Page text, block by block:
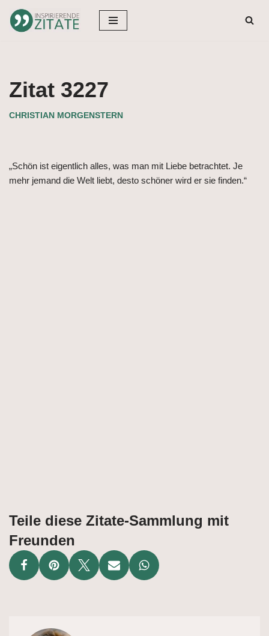
Zum
Zitat 3227
CHRISTIAN MORGENSTERN
„Schön ist eigentlich alles, was man mit Liebe betrachtet. Je
mehr jemand die Welt liebt, desto schöner wird er sie finden.“
Teile diese Zitate-Sammlung mit
Freunden